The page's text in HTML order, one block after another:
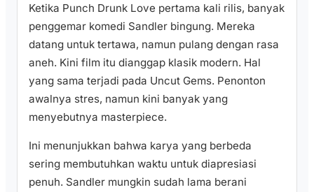
Ketika Punch Drunk Love pertama kali rilis, banyak
penggemar komedi Sandler bingung. Mereka
datang untuk tertawa, namun pulang dengan rasa
aneh. Kini film itu dianggap klasik modern. Hal
yang sama terjadi pada Uncut Gems. Penonton
awalnya stres, namun kini banyak yang
menyebutnya masterpiece.
Ini menunjukkan bahwa karya yang berbeda
sering membutuhkan waktu untuk diapresiasi
penuh. Sandler mungkin sudah lama berani